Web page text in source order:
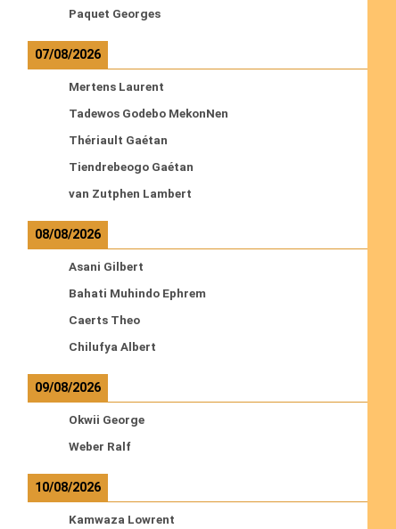
Paquet Georges
07/08/2026
Mertens Laurent
Tadewos Godebo MekonNen
Thériault Gaétan
Tiendrebeogo Gaétan
van Zutphen Lambert
08/08/2026
Asani Gilbert
Bahati Muhindo Ephrem
Caerts Theo
Chilufya Albert
09/08/2026
Okwii George
Weber Ralf
10/08/2026
Kamwaza Lowrent